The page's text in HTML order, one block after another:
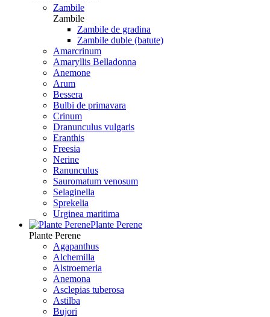
Zambile
Zambile
Zambile de gradina
Zambile duble (batute)
Amarcrinum
Amaryllis Belladonna
Anemone
Arum
Bessera
Bulbi de primavara
Crinum
Dranunculus vulgaris
Eranthis
Freesiа
Nerine
Ranunculus
Sauromatum venosum
Selaginella
Sprekelia
Urginea maritima
Plante Perene
Plante Perene
Agapanthus
Alchemilla
Alstroemeria
Anemona
Asclepias tuberosa
Astilba
Bujori